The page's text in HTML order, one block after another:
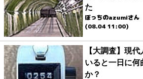
た
ぼっちのazumiさん
(08.04 11:00)
【大調査】現
いると一日に何
か？